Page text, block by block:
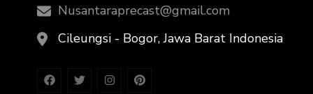
Nusantaraprecast@gmail.com
Cileungsi - Bogor, Jawa Barat Indonesia